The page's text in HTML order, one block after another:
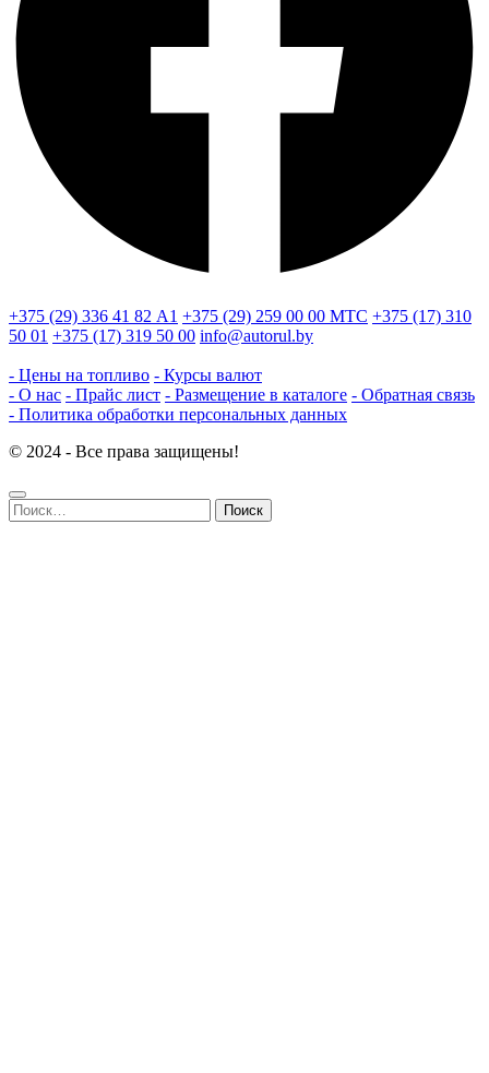
+375 (29) 336 41 82 А1 +375 (29) 259 00 00 МТС +375 (17) 310
50 01 +375 (17) 319 50 00 info@autorul.by
- Цены на топливо - Курсы валют
- О нас - Прайс лист - Размещение в каталоге - Обратная связь
- Политика обработки персональных данных
© 2024 - Все права защищены!
Найти: